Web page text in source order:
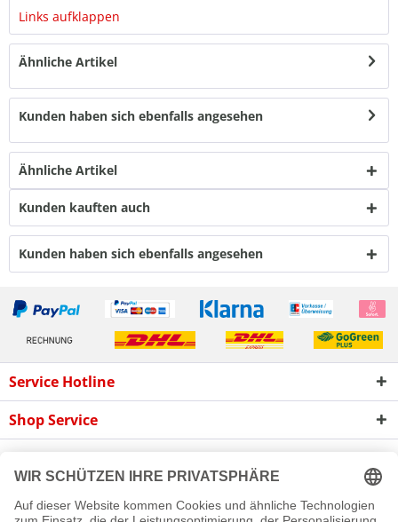
Links aufklappen
Ähnliche Artikel
Kunden haben sich ebenfalls angesehen
Ähnliche Artikel
Kunden kauften auch
Kunden haben sich ebenfalls angesehen
Service Hotline
Shop Service
Newsletter